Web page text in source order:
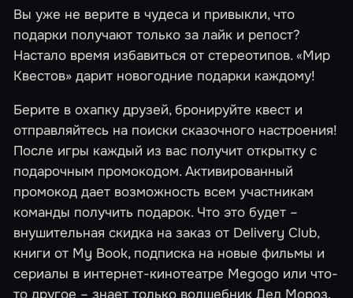
Вы уже не верите в чудеса и привыкли, что
подарки получают только за лайк и репост?
Настало время избавиться от стереотипов. «Мир
Квестов» дарит новогодние подарки каждому!
Берите в охапку друзей, бронируйте квест и
отправляйтесь на поиски сказочного настроения!
После игры каждый из вас получит открытку с
подарочным промокодом. Активированный
промокод дает возможность всем участникам
команды получить подарок. Что это будет –
внушительная скидка на заказ от Delivery Club,
книги от My Book, подписка на новые фильмы и
сериалы в интернет-кинотеатре Megogo или что-
то другое – знает только волшебник Дед Мороз.